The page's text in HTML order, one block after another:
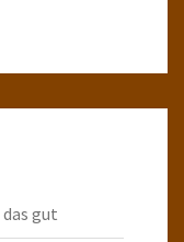
gut